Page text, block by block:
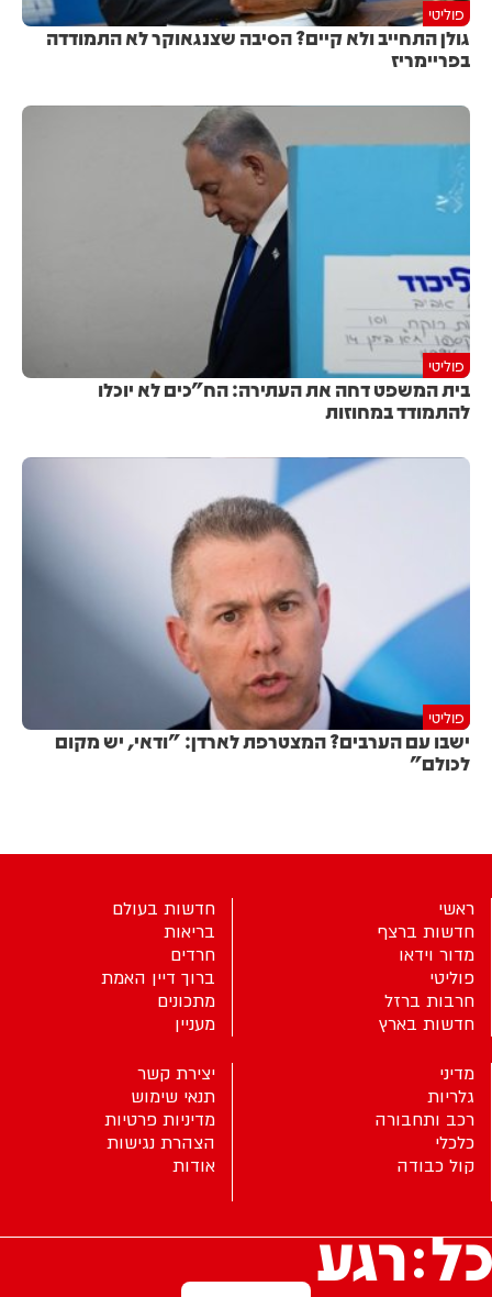
פוליטי
גולן התחייב ולא קיים? הסיבה שצנגאוקר לא התמודדה
בפריימריז
פוליטי
בית המשפט דחה את העתירה: הח"כים לא יוכלו
להתמודד במחוזות
פוליטי
ישבו עם הערבים? המצטרפת לארדן: "ודאי, יש מקום
לכולם"
ראשי
חדשות ברצף
מדור וידאו
פוליטי
חרבות ברזל
חדשות בארץ
חדשות בעולם
בריאות
חרדים
ברוך דיין האמת
מתכונים
מעניין
מדיני
גלריות
רכב ותחבורה
כלכלי
קול כבודה
יצירת קשר
תנאי שימוש
מדיניות פרטיות
הצהרת נגישות
אודות